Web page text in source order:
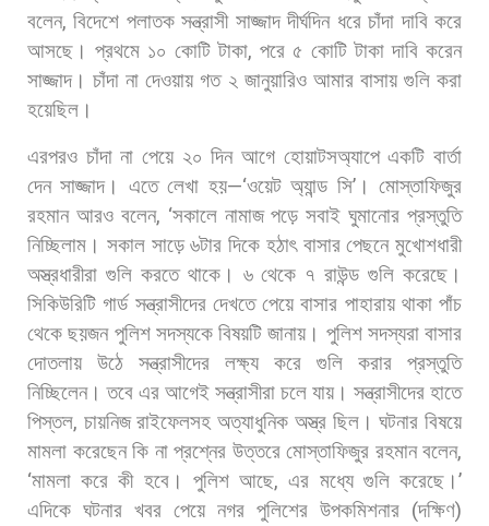
বলেন,বিদেশে পলাতক সন্ত্রাসী সাজ্জাদ দীর্ঘদিন ধরে চাঁদা দাবি করে
আসছে। প্রথমে ১০ কোটি টাকা, পরে ৫ কোটি টাকা দাবি করেন
সাজ্জাদ। চাঁদা না দেওয়ায় গত ২ জানুয়ারিও আমার বাসায় গুলি করা
হয়েছিল।
এরপরও চাঁদা না পেয়ে ২০ দিন আগে হোয়াটসঅ্যাপে একটি বার্তা
দেন সাজ্জাদ। এতে লেখা হয়—‘ওয়েট অ্যান্ড সি’। মোস্তাফিজুর
রহমান আরও বলেন, ‘সকালে নামাজ পড়ে সবাই ঘুমানোর প্রস্তুতি
নিচ্ছিলাম। সকাল সাড়ে ৬টার দিকে হঠাৎ বাসার পেছনে মুখোশধারী
অস্ত্রধারীরা গুলি করতে থাকে। ৬ থেকে ৭ রাউন্ড গুলি করেছে।
সিকিউরিটি গার্ড সন্ত্রাসীদের দেখতে পেয়ে বাসার পাহারায় থাকা পাঁচ
থেকে ছয়জন পুলিশ সদস্যকে বিষয়টি জানায়। পুলিশ সদস্যরা বাসার
দোতলায়
উঠে সন্ত্রাসীদের লক্ষ্য করে গুলি করার
প্রস্তুতি
নিচ্ছিলেন। তবে এর আগেই সন্ত্রাসীরা চলে যায়। সন্ত্রাসীদের হাতে
পিস্তল, চায়নিজ রাইফেলসহ অত্যাধুনিক অস্ত্র ছিল। ঘটনার বিষয়ে
মামলা করেছেন কি না প্রশ্নের উত্তরে মোস্তাফিজুর রহমান বলেন,
‘মামলা করে কী হবে। পুলিশ আছে,এর মধ্যে গুলি করেছে।’
এদিকে ঘটনার খবর পেয়ে নগর পুলিশের উপকমিশনার (দক্ষিণ)